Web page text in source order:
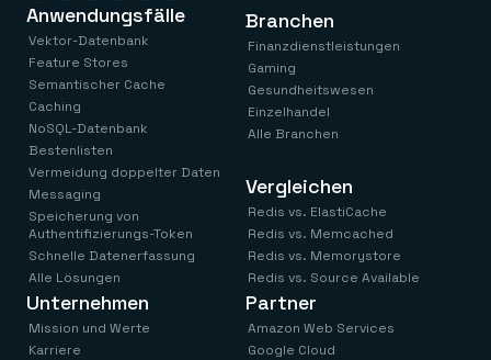
Anwendungsfälle
Vektor-Datenbank
Feature Stores
Semantischer Cache
Caching
NoSQL-Datenbank
Bestenlisten
Vermeidung doppelter Daten
Messaging
Speicherung von
Authentifizierungs-Token
Schnelle Datenerfassung
Alle Lösungen
Branchen
Finanzdienstleistungen
Gaming
Gesundheitswesen
Einzelhandel
Alle Branchen
Vergleichen
Redis vs. ElastiCache
Redis vs. Memcached
Redis vs. Memorystore
Redis vs. Source Available
Unternehmen
Mission und Werte
Karriere
Partner
Amazon Web Services
Google Cloud